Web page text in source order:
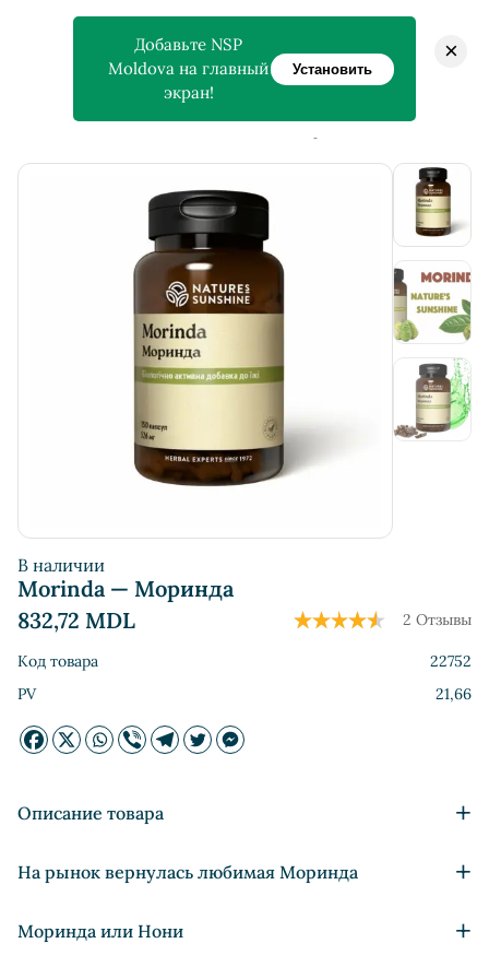
> >
В наличии
Mоrinda — Моринда
832,72 MDL 2 Отзывы
Код товара
22752
PV
21,66
Описание товара +
Укрепляет иммунную систему
Стимулирует работу желудочно-кишечного тракта и
На рынок вернулась любимая Моринда +
плантации моринды лимоннолистной (Morinda citrifolia).
Моринда или Нони +
Добавьте NSP
Moldova на главный
экран!
Установить
×